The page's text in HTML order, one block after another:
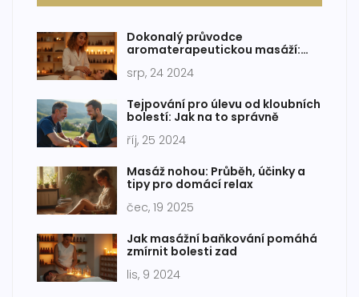
Dokonalý průvodce
aromaterapeutickou masáží:
srp, 24 2024
Tejpování pro úlevu od kloubních
bolestí: Jak na to správně
říj, 25 2024
Masáž nohou: Průběh, účinky a
tipy pro domácí relax
čec, 19 2025
Jak masážní baňkování pomáhá
zmírnit bolesti zad
lis, 9 2024